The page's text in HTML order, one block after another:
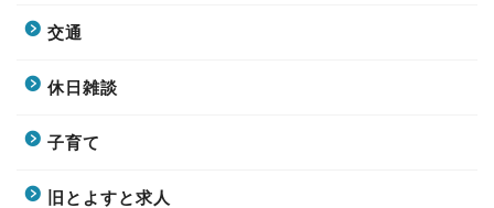
交通
休日雑談
子育て
旧とよすと求人